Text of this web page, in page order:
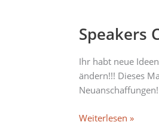
Speakers
Ihr habt neue
ändern!!! Dieses
–
Neugestaltung
Quax-
Jugendcafé
Weiterlesen »